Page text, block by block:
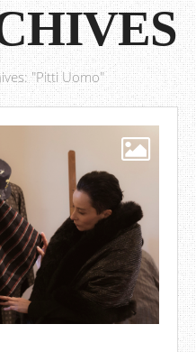
"Pitti Uomo"